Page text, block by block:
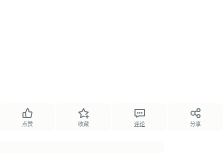
点赞 收藏 评论 分享